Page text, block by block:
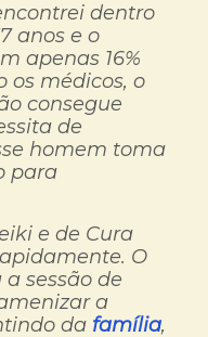
dentro
anos e o
apenas 16%
os médicos, o
consegue
de
homem toma
para
e de Cura
O
sessão de
a
da família,